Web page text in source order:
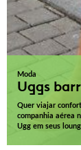
Moda
Uggs
Quer viajar
companhia aérea
Ugg em seus